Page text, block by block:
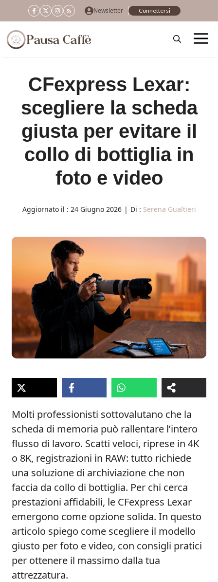
al
contenuto
Newsletter Connettersi
CFexpress Lexar:
scegliere la scheda
giusta per evitare il
collo di bottiglia in
foto e video
Aggiornato il : 24 Giugno 2026 | Di : Serena Gualtieri
Molti professionisti sottovalutano che la
scheda di memoria può rallentare l’intero
flusso di lavoro. Scatti veloci, riprese in 4K
o 8K, registrazioni in RAW: tutto richiede
una soluzione di archiviazione che non
faccia da collo di bottiglia. Per chi cerca
prestazioni affidabili, le CFexpress Lexar
emergono come opzione solida. In questo
articolo spiego come scegliere il modello
giusto per foto e video, con consigli pratici
per ottenere il massimo dalla tua
attrezzatura.